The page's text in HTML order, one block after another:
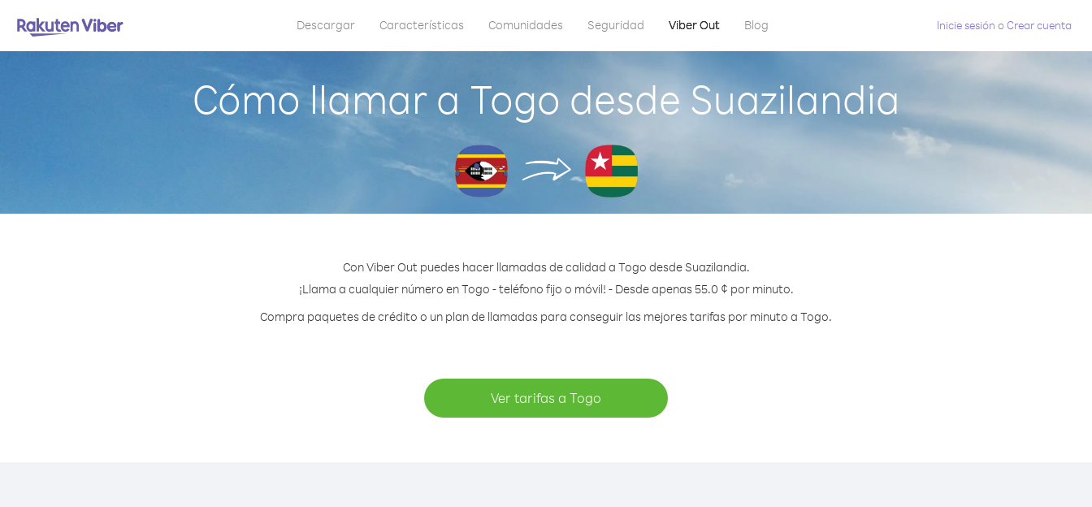
Descargar Características Comunidades Seguridad Viber Out Blog Inicie sesión oCrear cuenta
Cómo llamar a Togo desde Suazilandia
Con Viber Out puedes hacer llamadas de calidad a Togo desde Suazilandia.
¡Llama a cualquier número en Togo - teléfono fijo o móvil! - Desde apenas 55.0 ¢ por minuto.
Compra paquetes de crédito o un plan de llamadas para conseguir las mejores tarifas por minuto a Togo.
Ver tarifas a Togo